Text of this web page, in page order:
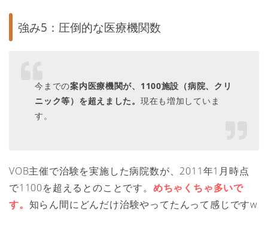
強み5：圧倒的な医療機関数
今までの案内医療機関が、1100施設（病院、クリ
ニック等）を超えました。 現在も増加していま
す。
VOB主催で治験を実施した病院数が、2011年1月時点
で1100を超えるとのことです。 めちゃくちゃ多いで
す。 知らん間にどんだけ治験やってたんって感じですw